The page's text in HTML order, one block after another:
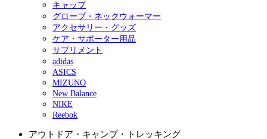
キャップ
グローブ・ネックウォーマー
アクセサリー・グッズ
ケア・サポーター用品
サプリメント
adidas
ASICS
MIZUNO
New Balance
NIKE
Reebok
アウトドア・キャンプ・トレッキング